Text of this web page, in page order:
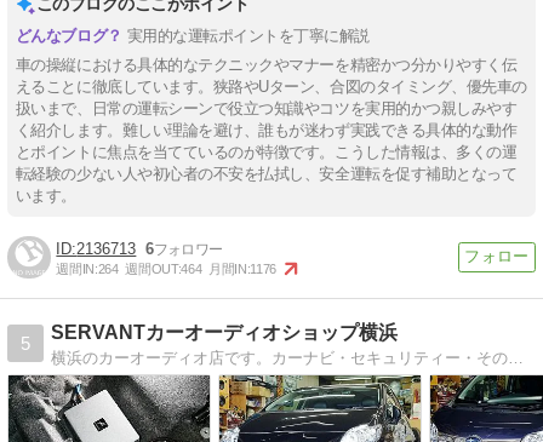
実用的な運転ポイントを丁寧に解説
車の操縦における具体的なテクニックやマナーを精密かつ分かりやすく伝
えることに徹底しています。狭路やUターン、合図のタイミング、優先車の
扱いまで、日常の運転シーンで役立つ知識やコツを実用的かつ親しみやす
く紹介します。難しい理論を避け、誰もが迷わず実践できる具体的な動作
とポイントに焦点を当てているのが特徴です。こうした情報は、多くの運
転経験の少ない人や初心者の不安を払拭し、安全運転を促す補助となって
います。
2136713 6
週間IN:264 週間OUT:464 月間IN:1176
5
SERVANTカーオーディオショップ横浜
横浜のカーオーディオ店です。カーナビ・セキュリティー・その他電装品・LED・整備・板金塗装まで色々やっています。